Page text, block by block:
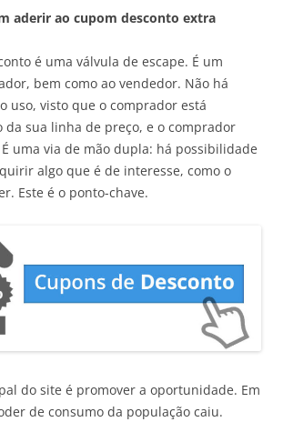
aderir ao cupom desconto extra
é uma válvula de escape. É um
bem como ao vendedor. Não há
uso, visto que o comprador está
da sua linha de preço, e o comprador
uma via de mão dupla: há possibilidade
algo que é de interesse, como o
Este é o ponto-chave.
do site é promover a oportunidade. Em
de consumo da população caiu.